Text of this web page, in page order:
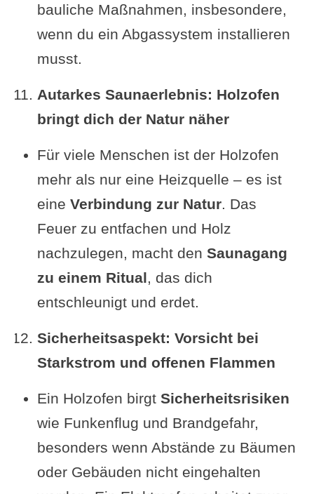
bauliche Maßnahmen, insbesondere,
wenn du ein Abgassystem installieren
musst.
Autarkes Saunaerlebnis: Holzofen
bringt dich der Natur näher
Für viele Menschen ist der Holzofen
mehr als nur eine Heizquelle – es ist
eine Verbindung zur Natur. Das
Feuer zu entfachen und Holz
nachzulegen, macht den Saunagang
zu einem Ritual, das dich
entschleunigt und erdet.
Sicherheitsaspekt: Vorsicht bei
Starkstrom und offenen Flammen
Ein Holzofen birgt Sicherheitsrisiken
wie Funkenflug und Brandgefahr,
besonders wenn Abstände zu Bäumen
oder Gebäuden nicht eingehalten